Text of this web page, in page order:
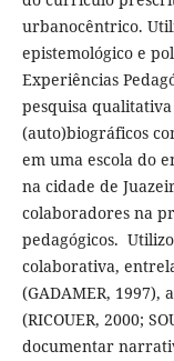
urbanocêntrico.
epistemológico e
Experiências
pesquisa
(auto)biográficos
em uma escola do
na cidade de
colaboradores na
pedagógicos.
colaborativa,
(GADAMER,
(RICOUER, 2000;
documentar